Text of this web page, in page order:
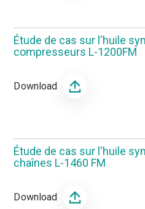
Étude de cas sur l'huile
compresseurs L-1200FM
Download
Étude de cas sur l'huile
chaînes L-1460 FM
Download